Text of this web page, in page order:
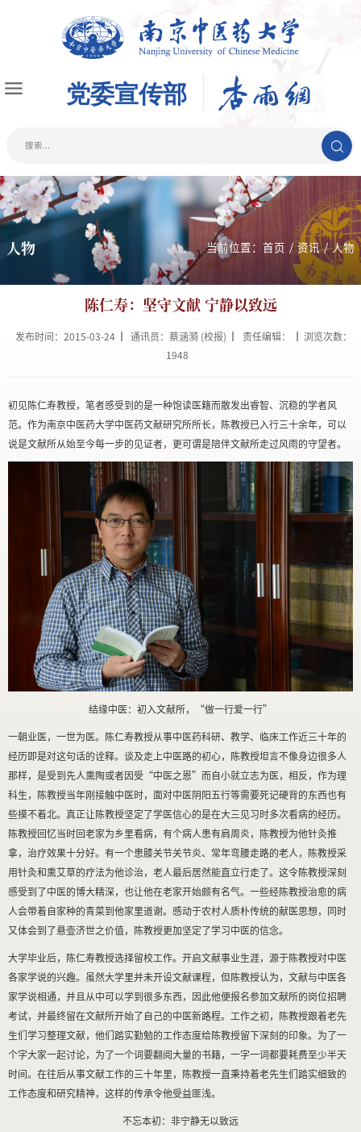
当前位置： 首页 / 资讯 / 人物
人物
陈仁寿：坚守文献 宁静以致远
发布时间：2015-03-24 通讯员：蔡涵漪 (校报) 责任编辑：
浏览次数：
1948
初见陈仁寿教授，笔者感受到的是一种饱读医籍而散发出睿智、沉稳的学者风
范。作为南京中医药大学中医药文献研究所所长，陈教授已入行三十余年，可以
说是文献所从始至今每一步的见证者，更可谓是陪伴文献所走过风雨的守望者。
结缘中医：初入文献所，“做一行爱一行”
一朝业医，一世为医。陈仁寿教授从事中医药科研、教学、临床工作近三十年的
经历即是对这句话的诠释。谈及走上中医路的初心，陈教授坦言不像身边很多人
那样，是受到先人熏陶或者因受“中医之恩”而自小就立志为医，相反，作为理
科生，陈教授当年刚接触中医时，面对中医阴阳五行等需要死记硬背的东西也有
些摸不着北。真正让陈教授坚定了学医信心的是在大三见习时多次看病的经历。
陈教授回忆当时回老家为乡里看病，有个病人患有肩周炎，陈教授为他针灸推
拿，治疗效果十分好。有一个患膝关节关节炎、常年弯腰走路的老人，陈教授采
用针灸和熏艾草的疗法为他诊治，老人最后居然能直立行走了。这令陈教授深刻
感受到了中医的博大精深，也让他在老家开始颇有名气。一些经陈教授治愈的病
人会带着自家种的青菜到他家里道谢。感动于农村人质朴传统的献医思想，同时
又体会到了悬壶济世之价值，陈教授更加坚定了学习中医的信念。
大学毕业后，陈仁寿教授选择留校工作。开启文献事业生涯，源于陈教授对中医
各家学说的兴趣。虽然大学里并未开设文献课程，但陈教授认为，文献与中医各
家学说相通，并且从中可以学到很多东西，因此他便报名参加文献所的岗位招聘
考试，并最终留在文献所开始了自己的中医新路程。工作之初，陈教授跟着老先
生们学习整理文献，他们踏实勤勉的工作态度给陈教授留下深刻的印象。为了一
个字大家一起讨论，为了一个词要翻阅大量的书籍，一字一词都要耗费至少半天
时间。在往后从事文献工作的三十年里，陈教授一直秉持着老先生们踏实细致的
工作态度和研究精神，这样的传承令他受益匪浅。
不忘本初：非宁静无以致远